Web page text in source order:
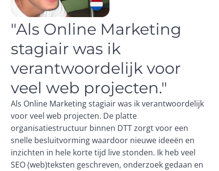
"Als Online Marketing
stagiair was ik
verantwoordelijk voor
veel web projecten."
Als Online Marketing stagiair was ik verantwoordelijk
voor veel web projecten. De platte
organisatiestructuur binnen DTT zorgt voor een
snelle besluitvorming waardoor nieuwe ideeën en
inzichten in hele korte tijd live stonden. Ik heb veel
SEO (web)teksten geschreven, onderzoek gedaan en